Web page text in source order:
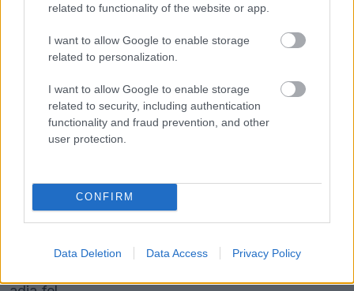
related to functionality of the website or app.
I want to allow Google to enable storage
related to personalization.
I want to allow Google to enable storage
related to security, including authentication
functionality and fraud prevention, and other
user protection.
CONFIRM
Data Deletion Data Access Privacy Policy
FORMA-1
beszélhet a távozásáról Helmut
Marko
tudta hozni a várt tempót, ami a büntetéssel
együtt visszavetette. Ugyanakkor hozzátette,
bajnoki küzdelem szempontjából továbbra sem